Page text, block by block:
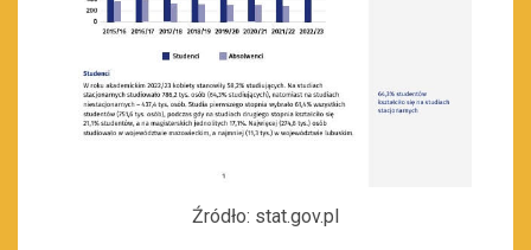
Źródło: stat.gov.pl